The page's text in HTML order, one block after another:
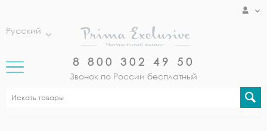
Русский
8 800 302 49 50
Звонок по России бесплатный